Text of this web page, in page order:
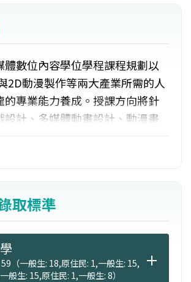
體數位內容學位學程課程規劃以
2D動漫製作等兩大產業所需的人
的專業能力養成。授課方向將針
設計、多媒體動畫設計、動漫畫
程介紹，已與多家知名動畫遊
可繼續深造或投入數位遊戲、
腦動畫、數位影音、數位出版典
服務等相關產業。
取標準
（一般生: 18,原住民: 1,一般生: 15,
般生: 15,原住民: 1,一般生: 8）